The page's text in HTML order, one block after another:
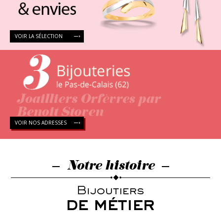
VOIR LA SÉLECTION
VOIR NOS ADRESSES
Notre histoire